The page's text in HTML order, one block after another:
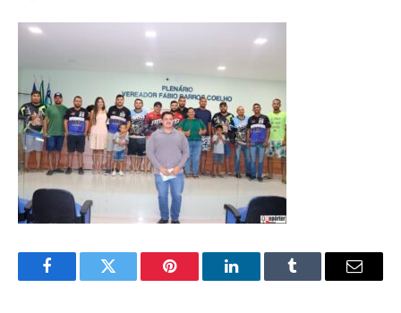
FacebookTwitter Pinterest LinkedInTumblr Email